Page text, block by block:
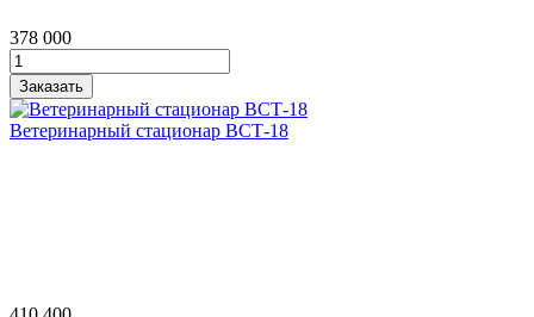
378 000
Ветеринарный стационар ВСТ‑18